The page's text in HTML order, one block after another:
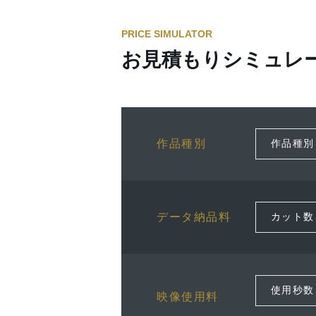
PRICE SIMULATOR
お見積もりシミュレ
作品種別
データ納品料
映像使用料